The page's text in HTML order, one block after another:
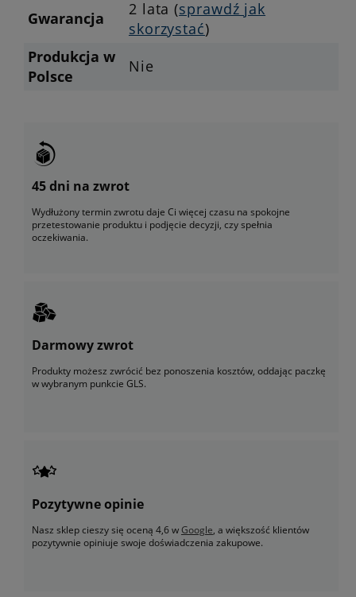
Gwarancja 2 lata (sprawdź jak
skorzystać)
Produkcja w
Polsce
Nie
45 dni na zwrot
Wydłużony termin zwrotu daje Ci więcej czasu na spokojne
przetestowanie produktu i podjęcie decyzji, czy spełnia
oczekiwania.
Darmowy zwrot
Produkty możesz zwrócić bez ponoszenia kosztów, oddając paczkę
w wybranym punkcie GLS.
Pozytywne opinie
Nasz sklep cieszy się oceną 4,6 wGoogle, a większość klientów
pozytywnie opiniuje swoje doświadczenia zakupowe.